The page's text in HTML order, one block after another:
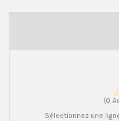
(0
Sélectionnez une